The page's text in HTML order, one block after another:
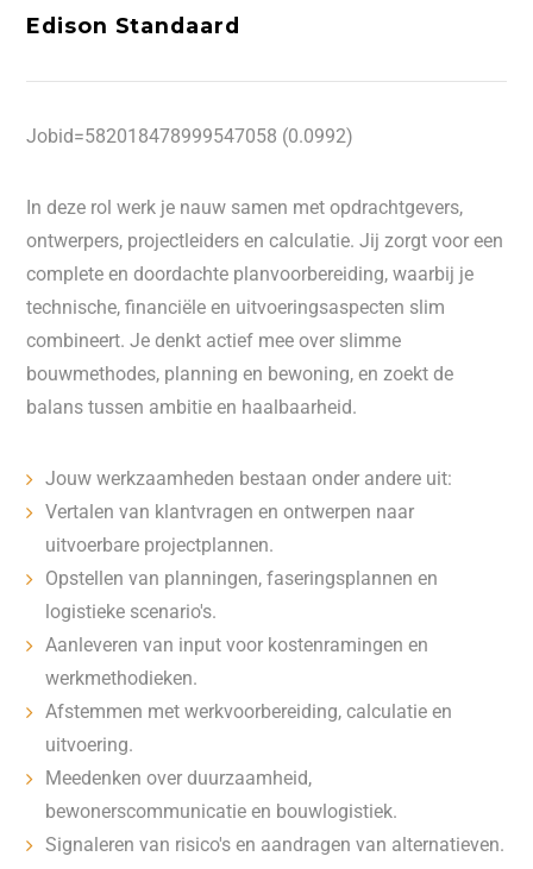
Edison Standaard
Jobid=582018478999547058 (0.0992)
In deze rol werk je nauw samen met opdrachtgevers,
ontwerpers, projectleiders en calculatie. Jij zorgt voor een
complete en doordachte planvoorbereiding, waarbij je
technische, financiële en uitvoeringsaspecten slim
combineert. Je denkt actief mee over slimme
bouwmethodes, planning en bewoning, en zoekt de
balans tussen ambitie en haalbaarheid.
Jouw werkzaamheden bestaan onder andere uit:
Vertalen van klantvragen en ontwerpen naar
uitvoerbare projectplannen.
Opstellen van planningen, faseringsplannen en
logistieke scenario's.
Aanleveren van input voor kostenramingen en
werkmethodieken.
Afstemmen met werkvoorbereiding, calculatie en
uitvoering.
Meedenken over duurzaamheid,
bewonerscommunicatie en bouwlogistiek.
Signaleren van risico's en aandragen van alternatieven.